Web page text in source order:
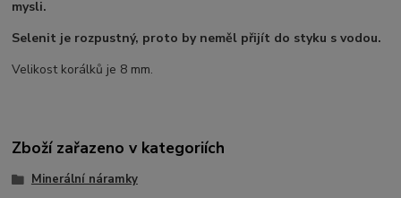
mysli.
Selenit je rozpustný, proto by neměl přijít do styku s vodou.
Velikost korálků je 8 mm.
Zboží zařazeno v kategoriích
Minerální náramky